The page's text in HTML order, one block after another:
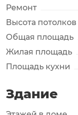
Ремонт
Высота потолков
Общая площадь
Жилая площадь
Площадь кухни
Здание